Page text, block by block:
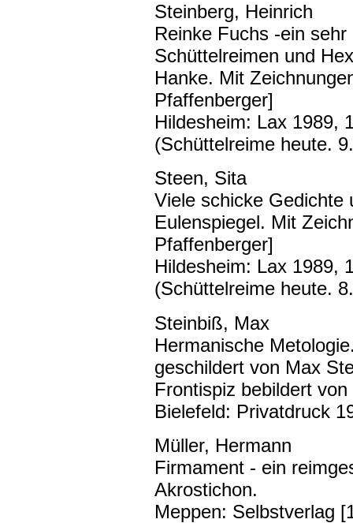
Steinberg, Heinrich
Reinke Fuchs -ein
Schüttelreimen und
Hanke. Mit
Pfaffenberger]
Hildesheim: Lax 1989,
(Schüttelreime heute.
Steen, Sita
Viele schicke Gedichte
Eulenspiegel. Mit
Pfaffenberger]
Hildesheim: Lax 1989,
(Schüttelreime heute.
Steinbiß, Max
Hermanische
geschildert von Max
Frontispiz bebildert
Bielefeld: Privatdruck
Müller, Hermann
Firmament - ein
Akrostichon.
Meppen: Selbstverlag